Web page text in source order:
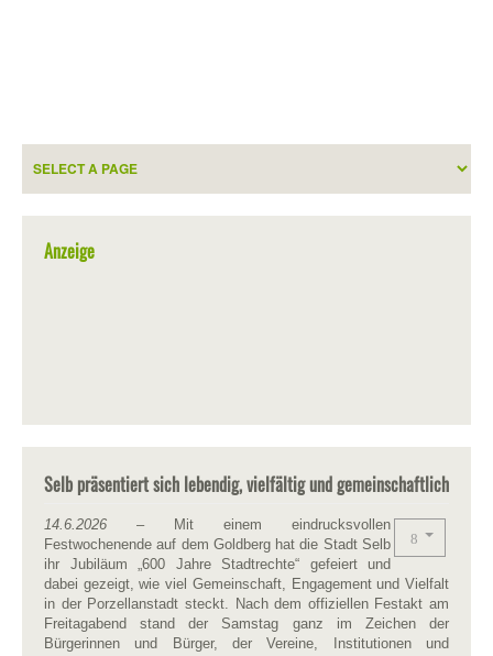
Anzeige
Selb präsentiert sich lebendig, vielfältig und gemeinschaftlich
14.6.2026 – Mit einem eindrucksvollen
Festwochenende auf dem Goldberg hat die Stadt Selb
ihr Jubiläum „600 Jahre Stadtrechte“ gefeiert und
dabei gezeigt, wie viel Gemeinschaft, Engagement und Vielfalt
in der Porzellanstadt steckt. Nach dem offiziellen Festakt am
Freitagabend stand der Samstag ganz im Zeichen der
Bürgerinnen und Bürger, der Vereine, Institutionen und